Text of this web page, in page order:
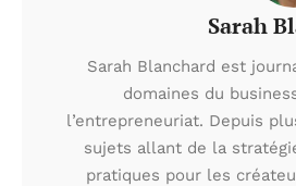
Sarah
Sarah Blanchard est
domaines du
l’entrepreneuriat. Depuis
sujets allant de la
pratiques pour les